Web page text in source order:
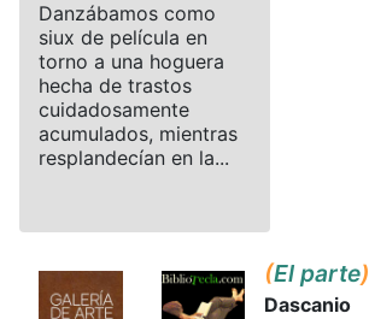
Danzábamos como
siux de película en
torno a una hoguera
hecha de trastos
cuidadosamente
acumulados, mientras
resplandecían en la...
(El parte)
Dascanio